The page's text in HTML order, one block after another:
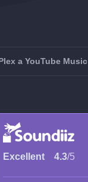
a YouTube Music
Excellent 4.3/5